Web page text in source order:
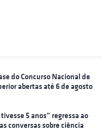
do Concurso Nacional de
abertas até 6 de agosto
5 anos” regressa ao
conversas sobre ciência